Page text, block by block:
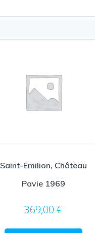
Saint-Emilion, Château
Pavie 1969
369,00€